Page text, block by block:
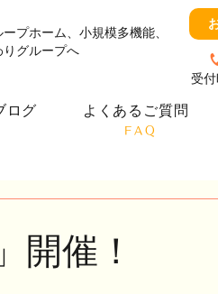
プホーム、小規模多機能、
りグループへ
受
ログ よくあるご質問
​FAQ
開催！